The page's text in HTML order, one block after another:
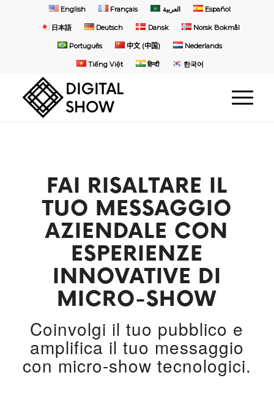
English Français العربية Español
日本語 Deutsch Dansk Norsk Bokmål
Português 中文 (中国) Nederlands
Tiếng Việt हिन्दी 한국어
FAI RISALTARE IL
TUO MESSAGGIO
AZIENDALE CON
ESPERIENZE
INNOVATIVE DI
MICRO-SHOW
Coinvolgi il tuo pubblico e
amplifica il tuo messaggio
con micro-show tecnologici.